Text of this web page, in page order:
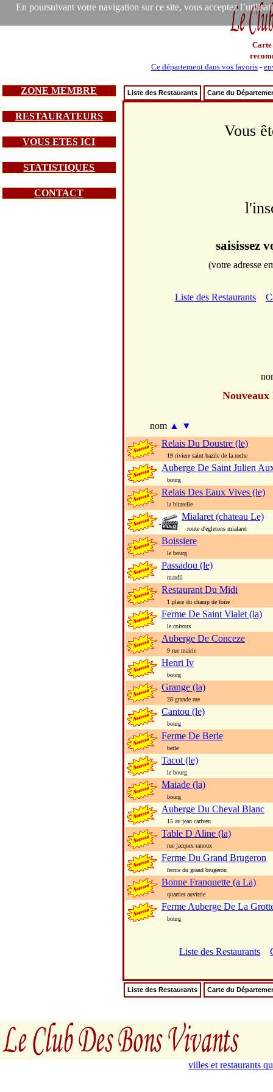
En poursuivant votre navigation sur ce site, vous acceptez
Carte
Ce département dans vos favoris -
ZONE MEMBRE
RESTAURATEURS
VOUS ETES ICI
STATISTIQUES
CONTACT
Liste des Restaurants Carte du
Vous
saisissez
(votre adresse
Liste des Restaurants
Nouveaux
nom ▲
▼
Relais Du Doustre (le)
19 riviere saint bazile de la roche
Auberge De Saint Julien
bourg
Relais Des Eaux Vives (le)
la bitarelle
Mialaret (chateau Le)
route d'egletons mialaret
Boissiere
le bourg
Passadou (le)
mardil
Restaurant Du Midi
1 place du champ de foire
Ferme De Saint Vialet (la)
le coiroux
Auberge De Conceze
9 rue mairie
Henri Iv
bourg
Grange (la)
28 grande rue
Cantou (le)
bourg
Ferme De Berle
berle
Tacot (le)
le bourg
Maiade (la)
bourg
Auberge Du Cheval Blanc
15 av jean cariven
Table D Aline (la)
rue jacques ranoux
Ferme Du Grand Brugeron
ferme du grand brugeron
Bonne Franquette (a La)
quartier auvitrie
Ferme Auberge De La
bourg
Liste des Restaurants
Liste des Restaurants Carte du
villes et restaurants